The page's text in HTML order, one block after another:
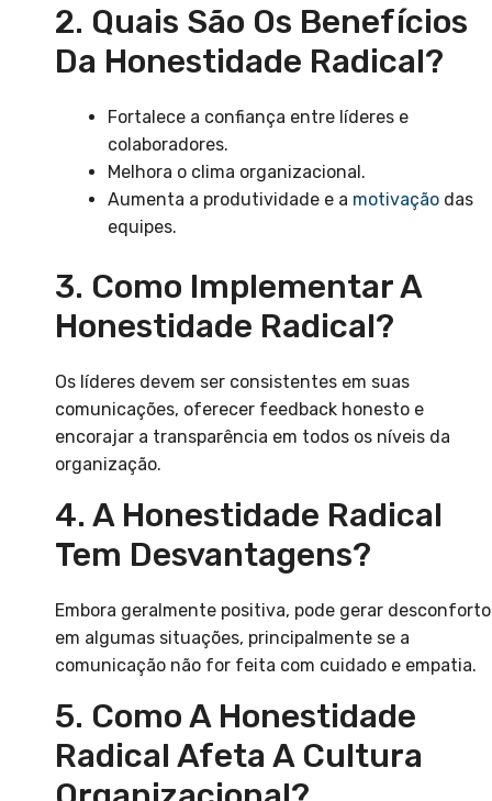
2. Quais São Os Benefícios
Da Honestidade Radical?
Fortalece a confiança entre líderes e
colaboradores.
Melhora o clima organizacional.
Aumenta a produtividade e a motivação das
equipes.
3. Como Implementar A
Honestidade Radical?
Os líderes devem ser consistentes em suas
comunicações, oferecer feedback honesto e
encorajar a transparência em todos os níveis da
organização.
4. A Honestidade Radical
Tem Desvantagens?
Embora geralmente positiva, pode gerar desconforto
em algumas situações, principalmente se a
comunicação não for feita com cuidado e empatia.
5. Como A Honestidade
Radical Afeta A Cultura